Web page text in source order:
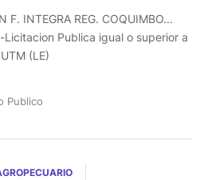
F. INTEGRA REG. COQUIMBO...
Licitacion Publica igual o superior a
(LE)
Publico